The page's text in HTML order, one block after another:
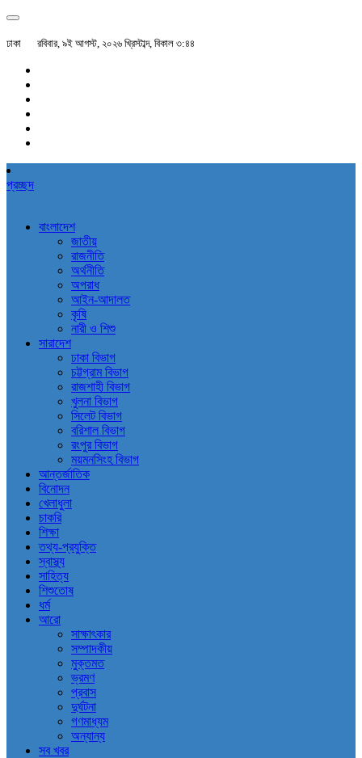
ঢাকা রবিবার, ৯ই আগস্ট, ২০২৬ খ্রিস্টাব্দ, বিকাল ৩:৪৪
প্রচ্ছদ
বাংলাদেশ
জাতীয়
রাজনীতি
অর্থনীতি
অপরাধ
আইন-আদালত
কৃষি
নারী ও শিশু
সারাদেশ
ঢাকা বিভাগ
চট্টগ্রাম বিভাগ
রাজশাহী বিভাগ
খুলনা বিভাগ
সিলেট বিভাগ
বরিশাল বিভাগ
রংপুর বিভাগ
ময়মনসিংহ বিভাগ
আন্তর্জাতিক
বিনোদন
খেলাধুলা
চাকরি
শিক্ষা
তথ্য-প্রযুক্তি
স্বাস্থ্য
সাহিত্য
শিশুতোষ
ধর্ম
আরো
সাক্ষাৎকার
সম্পাদকীয়
মুক্তমত
ভ্রমণ
প্রবাস
দুর্ঘটনা
গণমাধ্যম
অন্যান্য
সব খবর